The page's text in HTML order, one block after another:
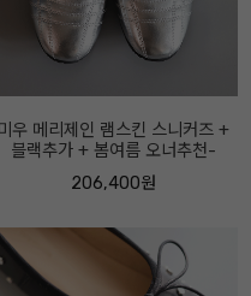
아메끄메이드 FF 메리제인 레더 스
니커즈 -오너추천- 시그니처디자
인-